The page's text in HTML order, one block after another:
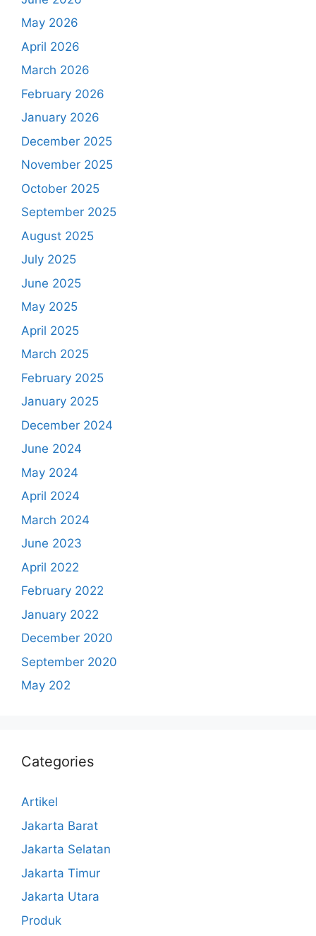
May 2026
April 2026
March 2026
February 2026
January 2026
December 2025
November 2025
October 2025
September 2025
August 2025
July 2025
June 2025
May 2025
April 2025
March 2025
February 2025
January 2025
December 2024
June 2024
May 2024
April 2024
March 2024
June 2023
April 2022
February 2022
January 2022
December 2020
September 2020
May 202
Categories
Artikel
Jakarta Barat
Jakarta Selatan
Jakarta Timur
Jakarta Utara
Produk